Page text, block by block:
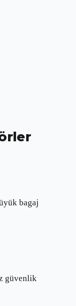
bagaj
güvenlik